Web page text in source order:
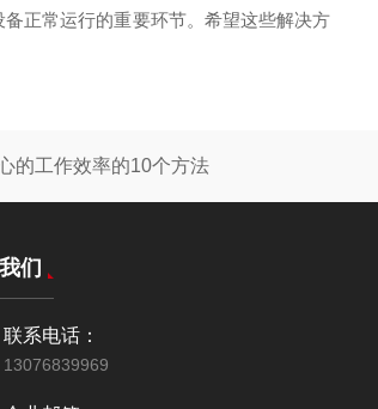
正常运行的重要环节。希望这些解决方
的工作效率的10个方法
们
联系电话：
13076839969